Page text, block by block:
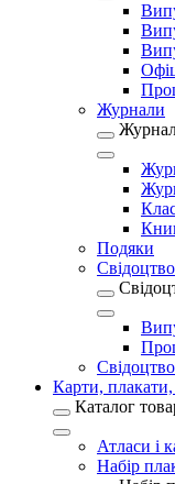
Журнали
Подяки
Свідоцтво
Карти, плакати,
Каталог
Атласи і
Набір